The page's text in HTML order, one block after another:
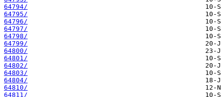
64794/
64795/
64796/
64797/
64798/
64799/
64800/
64801/
64802/
64803/
64804/
64810/
64811/